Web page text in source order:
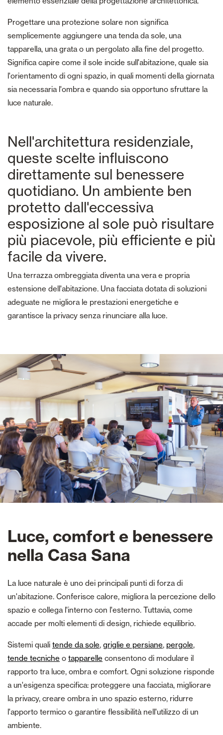
Progettare una protezione solare non significa
semplicemente aggiungere una tenda da sole, una
tapparella, una grata o un pergolato alla fine del progetto.
Significa capire come il sole incide sull'abitazione, quale sia
l'orientamento di ogni spazio, in quali momenti della giornata
sia necessaria l'ombra e quando sia opportuno sfruttare la
luce naturale.
Nell'architettura residenziale,
queste scelte influiscono
direttamente sul benessere
quotidiano. Un ambiente ben
protetto dall'eccessiva
esposizione al sole può risultare
più piacevole, più efficiente e più
facile da vivere.
Una terrazza ombreggiata diventa una vera e propria
estensione dell'abitazione. Una facciata dotata di soluzioni
adeguate ne migliora le prestazioni energetiche e
garantisce la privacy senza rinunciare alla luce.
Luce, comfort e benessere
nella Casa Sana
La luce naturale è uno dei principali punti di forza di
un'abitazione. Conferisce calore, migliora la percezione dello
spazio e collega l'interno con l'esterno. Tuttavia, come
accade per molti elementi di design, richiede equilibrio.
Sistemi quali tende da sole, griglie e persiane, pergole,
tende tecniche o tapparelle consentono di modulare il
rapporto tra luce, ombra e comfort. Ogni soluzione risponde
a un'esigenza specifica: proteggere una facciata, migliorare
la privacy, creare ombra in uno spazio esterno, ridurre
l'apporto termico o garantire flessibilità nell'utilizzo di un
ambiente.